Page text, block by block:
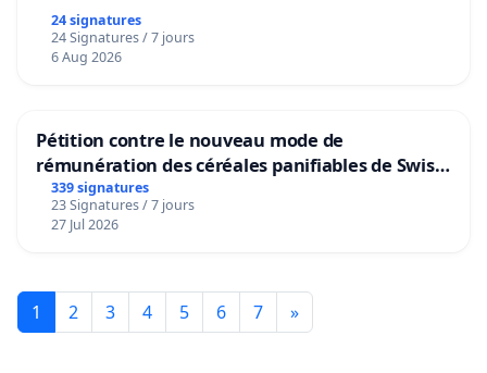
24 signatures
24 Signatures / 7 jours
6 Aug 2026
Pétition contre le nouveau mode de
rémunération des céréales panifiables de Swiss
granum basé sur la teneur en protéines
339 signatures
23 Signatures / 7 jours
27 Jul 2026
1 2 3 4 5 6 7 »